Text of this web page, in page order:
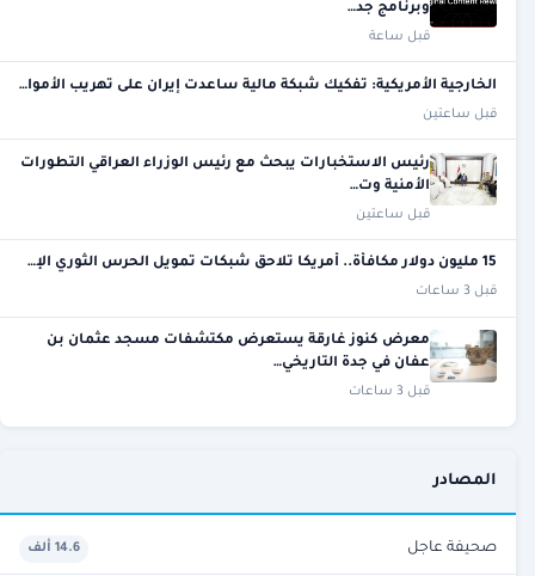
وبرنامج جد…
قبل ساعة
الخارجية الأمريكية: تفكيك شبكة مالية ساعدت إيران على تهريب الأموا…
قبل ساعتين
رئيس الاستخبارات يبحث مع رئيس الوزراء العراقي التطورات
الأمنية وت…
قبل ساعتين
15 مليون دولار مكافأة.. أمريكا تلاحق شبكات تمويل الحرس الثوري الإ…
قبل 3 ساعات
معرض كنوز غارقة يستعرض مكتشفات مسجد عثمان بن
عفان في جدة التاريخي…
قبل 3 ساعات
المصادر
صحيفة عاجل 14.6 ألف